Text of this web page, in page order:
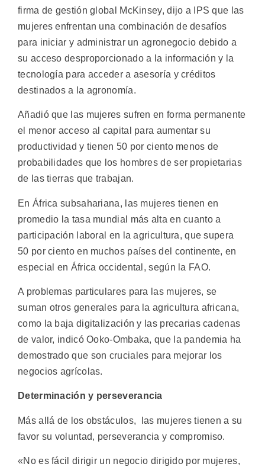
firma de gestión global McKinsey, dijo a IPS que las
mujeres enfrentan una combinación de desafíos
para iniciar y administrar un agronegocio debido a
su acceso desproporcionado a la información y la
tecnología para acceder a asesoría y créditos
destinados a la agronomía.
Añadió que las mujeres sufren en forma permanente
el menor acceso al capital para aumentar su
productividad y tienen 50 por ciento menos de
probabilidades que los hombres de ser propietarias
de las tierras que trabajan.
En África subsahariana, las mujeres tienen en
promedio la tasa mundial más alta en cuanto a
participación laboral en la agricultura, que supera
50 por ciento en muchos países del continente, en
especial en África occidental, según la FAO.
A problemas particulares para las mujeres, se
suman otros generales para la agricultura africana,
como la baja digitalización y las precarias cadenas
de valor, indicó Ooko-Ombaka, que la pandemia ha
demostrado que son cruciales para mejorar los
negocios agrícolas.
Determinación y perseverancia
Más allá de los obstáculos, las mujeres tienen a su
favor su voluntad, perseverancia y compromiso.
«No es fácil dirigir un negocio dirigido por mujeres,